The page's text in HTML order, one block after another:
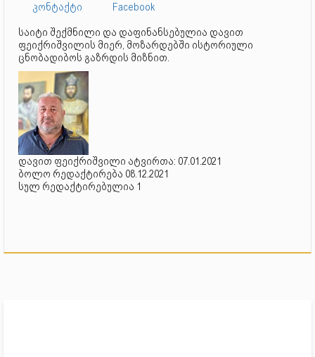
კონტაქტი
Facebook
საიტი შექმნილი და დაფინანსებულია დავით
ფეიქრიშვილის მიერ, მოზარდებში ისტორიული
ცნობადიბოს გაზრდის მიზნით.
დავით ფეიქრიშვილი ატვირთა: 07.01.2021
ბოლო რედაქტირება 08.12.2021
სულ რედაქტირებულია 1